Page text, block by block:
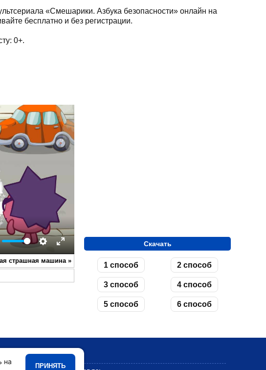
«Смешарики. Азбука безопасности» онлайн на
бесплатно и без регистрации.
0+.
Settings
Enter
fullscreen
страшная машина »
Скачать
1 способ 2 способ
3 способ 4 способ
5 способ 6 способ
•Мультики
на
ПРИНЯТЬ